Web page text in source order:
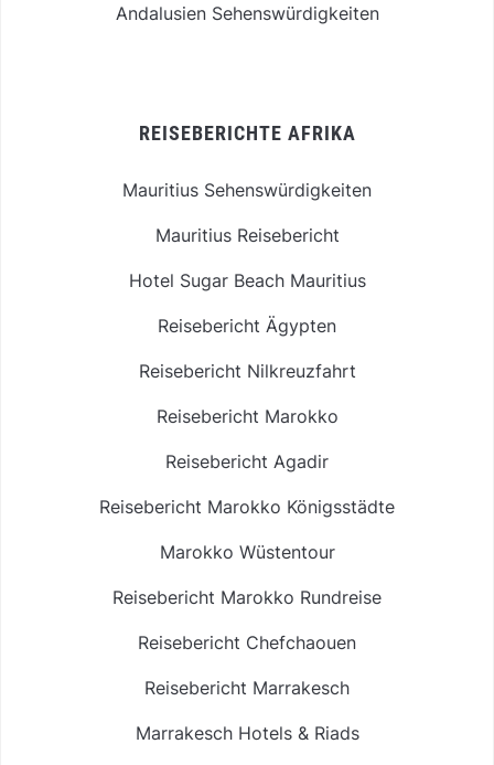
Andalusien Sehenswürdigkeiten
REISEBERICHTE AFRIKA
Mauritius Sehenswürdigkeiten
Mauritius Reisebericht
Hotel Sugar Beach Mauritius
Reisebericht Ägypten
Reisebericht Nilkreuzfahrt
Reisebericht Marokko
Reisebericht Agadir
Reisebericht Marokko Königsstädte
Marokko Wüstentour
Reisebericht Marokko Rundreise
Reisebericht Chefchaouen
Reisebericht Marrakesch
Marrakesch Hotels & Riads